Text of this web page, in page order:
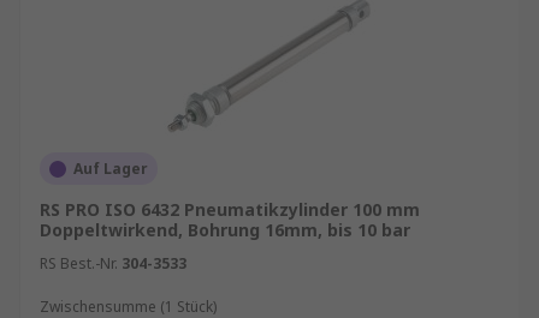
Auf Lager
RS PRO ISO 6432 Pneumatikzylinder 100 mm
Doppeltwirkend, Bohrung 16mm, bis 10 bar
RS Best.-Nr. 304-3533
Zwischensumme (1 Stück)